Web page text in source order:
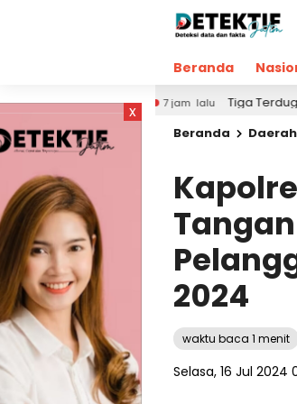
Beranda
x
7 jam lalu Tiga Terduga Pengguna
Beranda
Daerah
2024
waktu baca 1 menit
Selasa, 16 Jul 2024